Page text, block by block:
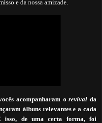
e da nossa amizade.
acompanharam orevival da
álbuns relevantes e a cada
isso, de uma certa forma, foi